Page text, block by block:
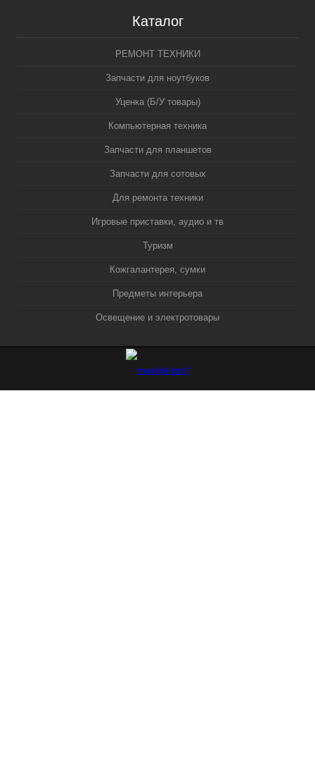
Каталог
РЕМОНТ ТЕХНИКИ
Запчасти для ноутбуков
Уценка (Б/У товары)
Компьютерная техника
Запчасти для планшетов
Запчасти для сотовых
Для ремонта техники
Игровые приставки, аудио и тв
Туризм
Кожгалантерея, сумки
Предметы интерьера
Освещение и электротовары